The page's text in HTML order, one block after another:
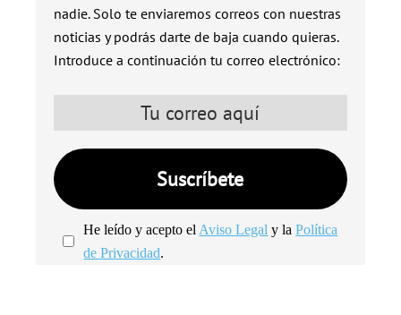
nadie. Solo te enviaremos correos con nuestras
noticias y podrás darte de baja cuando quieras.
Introduce a continuación tu correo electrónico:
He leído y acepto el Aviso Legal y laPolítica
de Privacidad.